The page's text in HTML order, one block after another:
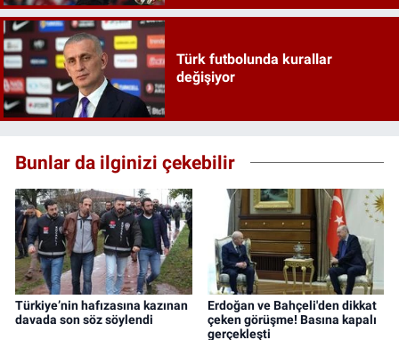
Türk futbolunda kurallar
değişiyor
Bunlar da ilginizi çekebilir
Türkiye’nin hafızasına kazınan
davada son söz söylendi
Erdoğan ve Bahçeli'den dikkat
çeken görüşme! Basına kapalı
gerçekleşti